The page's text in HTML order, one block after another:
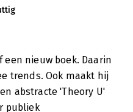
een nieuw boek. Daarin
trends. Ook maakt hij
abstracte 'Theory U'
publiek